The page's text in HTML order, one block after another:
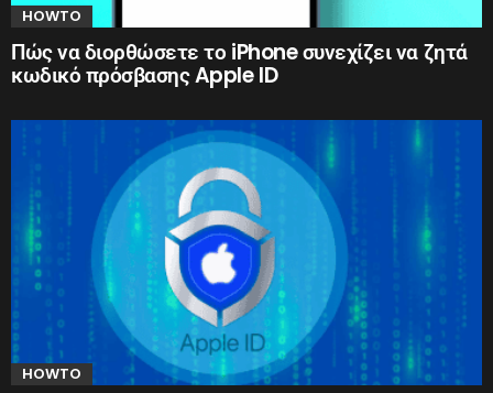
HOWTO
Πώς να διορθώσετε το iPhone συνεχίζει να ζητά
κωδικό πρόσβασης Apple ID
HOWTO